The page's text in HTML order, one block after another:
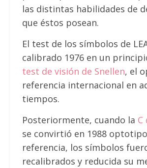
las distintas habilidades de
que éstos posean.
El test de los símbolos de
calibrado 1976 en un
test de visión de Snellen, el
referencia internacional en
tiempos.
Posteriormente, cuando la C
se convirtió en 1988
referencia, los símbolos
recalibrados y reducida su